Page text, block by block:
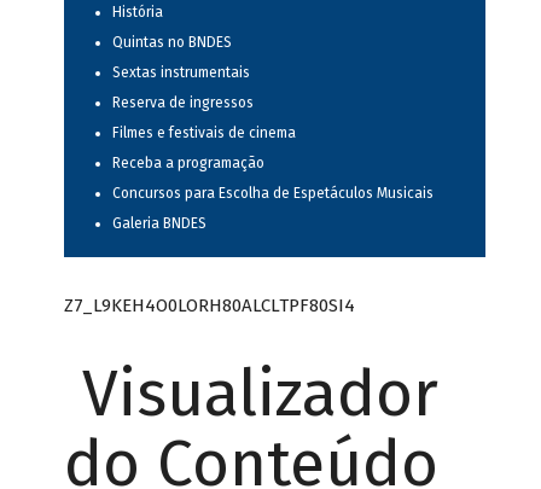
História
Quintas no BNDES
Sextas instrumentais
Reserva de ingressos
Filmes e festivais de cinema
Receba a programação
Concursos para Escolha de Espetáculos Musicais
Galeria BNDES
Z7_L9KEH4O0LORH80ALCLTPF80SI4
Visualizador
do Conteúdo